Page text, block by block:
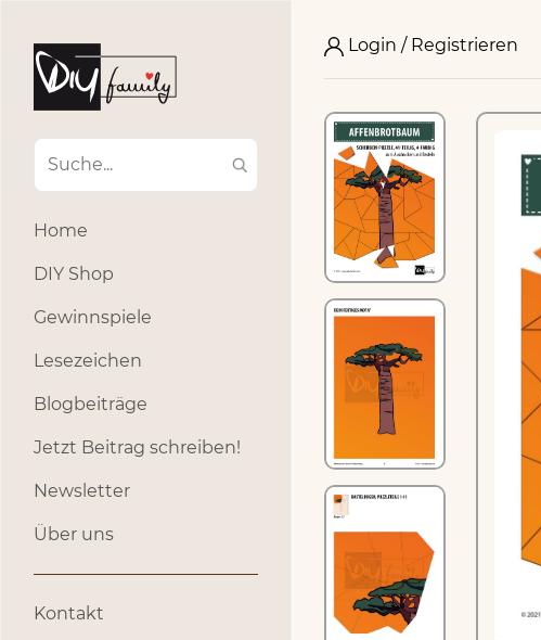
Home
DIY Shop
Gewinnspiele
Lesezeichen
Blogbeiträge
Jetzt Beitrag schreiben!
Newsletter
Über uns
Kontakt
Login / Registrieren